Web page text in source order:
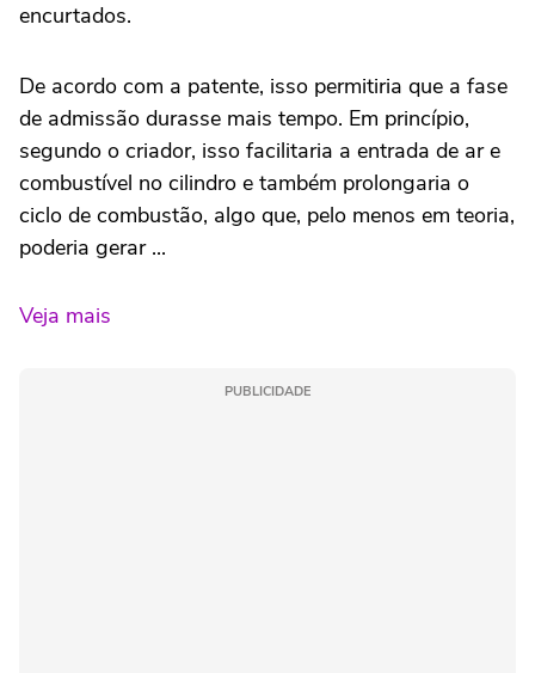
encurtados.
De acordo com a patente, isso permitiria que a fase
de admissão durasse mais tempo. Em princípio,
segundo o criador, isso facilitaria a entrada de ar e
combustível no cilindro e também prolongaria o
ciclo de combustão, algo que, pelo menos em teoria,
poderia gerar ...
Veja mais
PUBLICIDADE